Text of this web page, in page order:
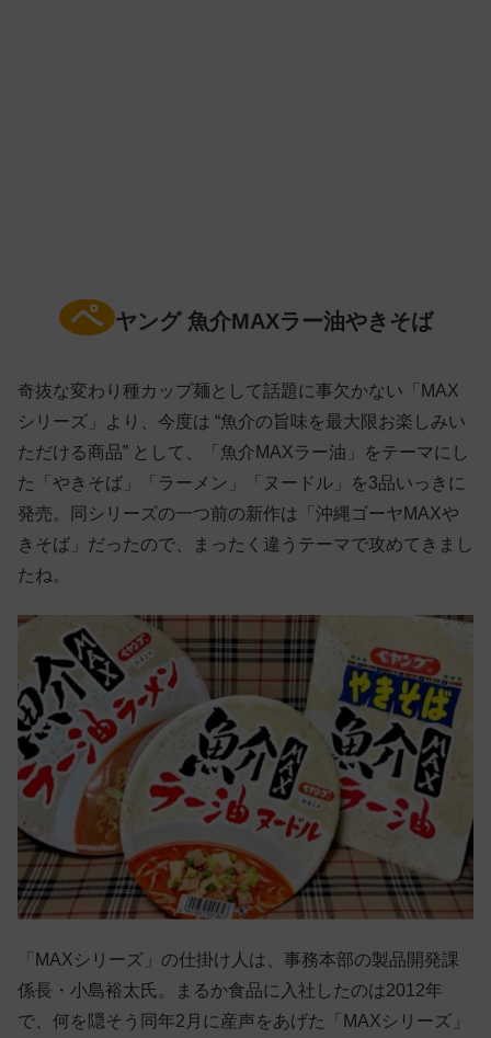
ペ ヤング 魚介MAXラー油やきそば
奇抜な変わり種カップ麺として話題に事欠かない「MAX
シリーズ」より、今度は “魚介の旨味を最大限お楽しみい
ただける商品” として、「魚介MAXラー油」をテーマにし
た「やきそば」「ラーメン」「ヌードル」を3品いっきに
発売。同シリーズの一つ前の新作は「沖縄ゴーヤMAXや
きそば」だったので、まったく違うテーマで攻めてきまし
たね。
「MAXシリーズ」の仕掛け人は、事務本部の製品開発課
係長・小島裕太氏。まるか食品に入社したのは2012年
で、何を隠そう同年2月に産声をあげた「MAXシリーズ」